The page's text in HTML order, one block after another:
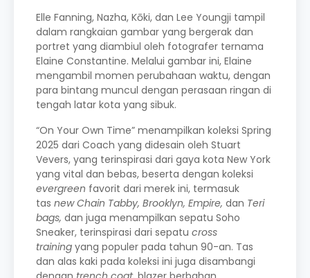
Elle Fanning, Nazha, Kōki, dan Lee Youngji tampil
dalam rangkaian gambar yang bergerak dan
portret yang diambiul oleh fotografer ternama
Elaine Constantine. Melalui gambar ini, Elaine
mengambil momen perubahaan waktu, dengan
para bintang muncul dengan perasaan ringan di
tengah latar kota yang sibuk.
“On Your Own Time” menampilkan koleksi Spring
2025 dari Coach yang didesain oleh Stuart
Vevers, yang terinspirasi dari gaya kota New York
yang vital dan bebas, beserta dengan koleksi
evergreen favorit dari merek ini, termasuk
tas new Chain Tabby, Brooklyn, Empire, dan Teri
bags, dan juga menampilkan sepatu Soho
Sneaker, terinspirasi dari sepatu cross
training yang populer pada tahun 90-an. Tas
dan alas kaki pada koleksi ini juga disambangi